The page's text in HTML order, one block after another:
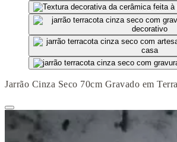
Jarrão Cinza Seco 70cm Gravado em